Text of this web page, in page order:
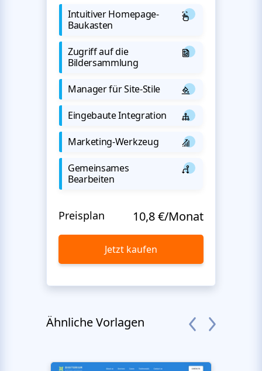
Intuitiver Homepage-
Baukasten
Zugriff auf die
Bildersammlung
Manager für Site-Stile
Eingebaute Integration
Marketing-Werkzeug
Gemeinsames
Bearbeiten
Preisplan 10,8 €/Monat
Jetzt kaufen
Ähnliche Vorlagen